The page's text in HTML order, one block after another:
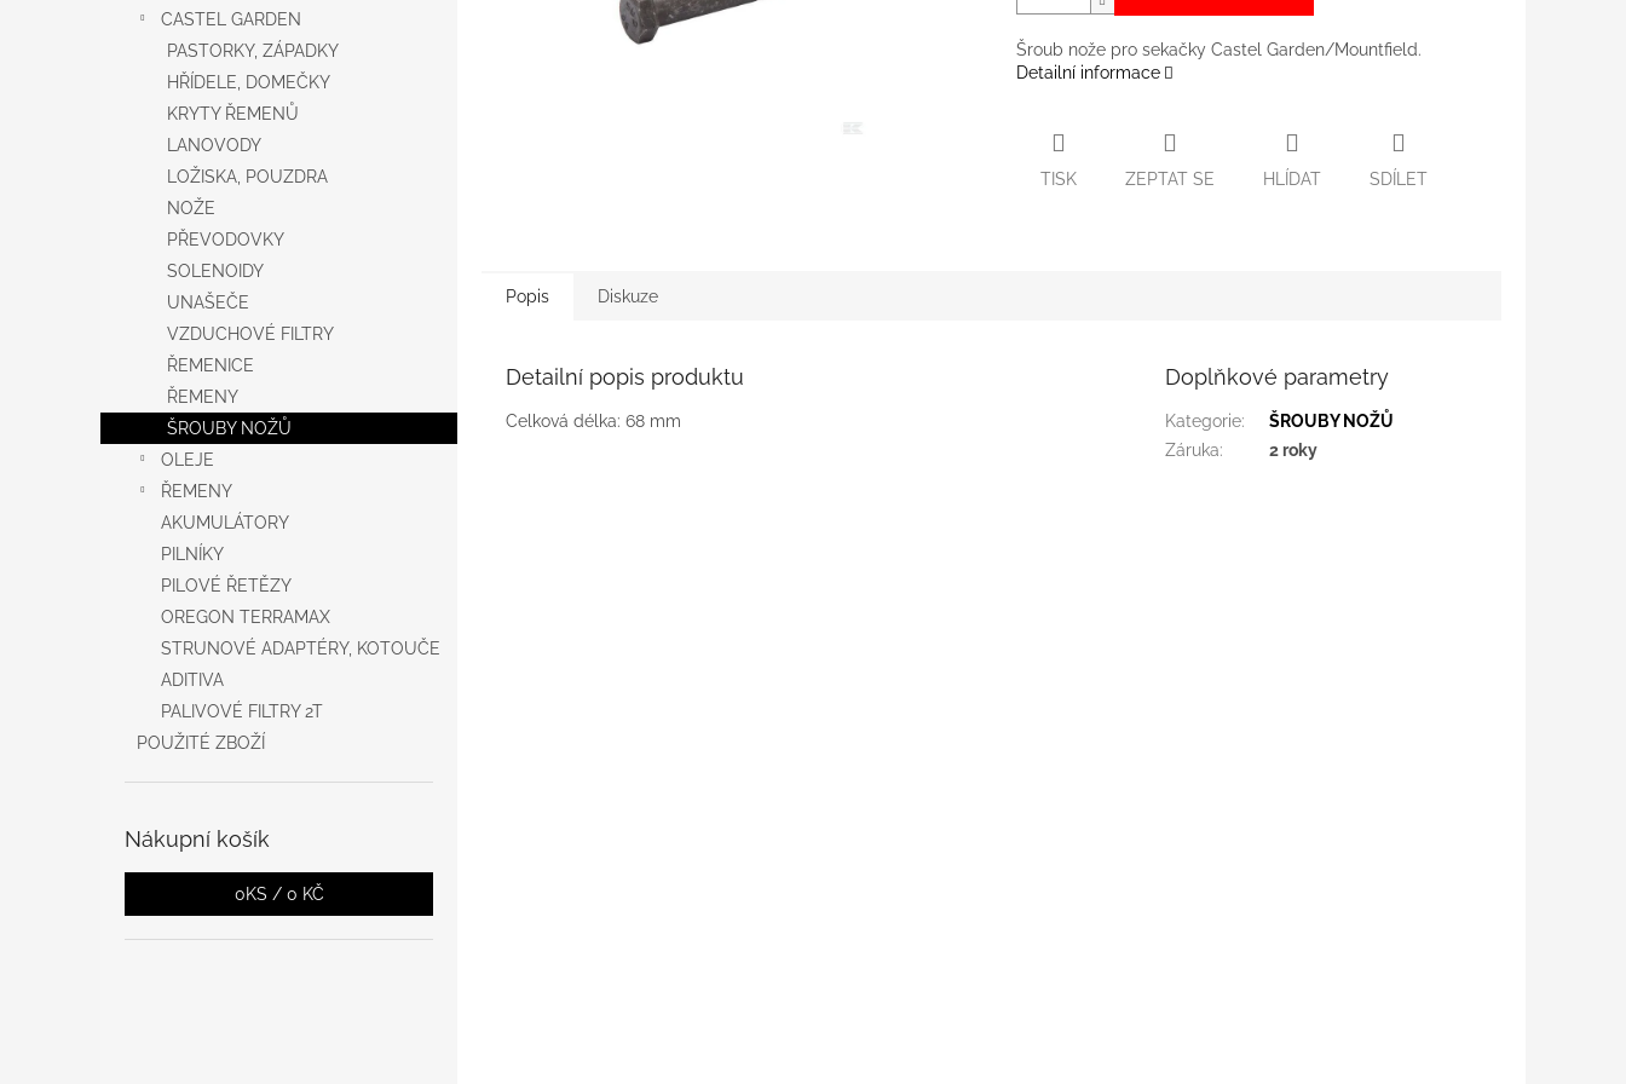
CASTEL GARDEN
PASTORKY, ZÁPADKY
HŘÍDELE, DOMEČKY
KRYTY ŘEMENŮ
LANOVODY
LOŽISKA, POUZDRA
NOŽE
PŘEVODOVKY
SOLENOIDY
UNAŠEČE
VZDUCHOVÉ FILTRY
ŘEMENICE
ŘEMENY
ŠROUBY NOŽŮ
OLEJE
ŘEMENY
AKUMULÁTORY
PILNÍKY
PILOVÉ ŘETĚZY
OREGON TERRAMAX
STRUNOVÉ ADAPTÉRY, KOTOUČE
ADITIVA
PALIVOVÉ FILTRY 2T
POUŽITÉ ZBOŽÍ
Nákupní košík
0KS / 0 KČ
Šroub nože pro sekačky Castel Garden/Mountfield.
Detailní informace
TISK ZEPTAT SE HLÍDAT SDÍLET
Popis Diskuze
Detailní popis produktu
Celková délka: 68 mm
Doplňkové parametry
Kategorie:
ŠROUBY NOŽŮ
Záruka: 2 roky